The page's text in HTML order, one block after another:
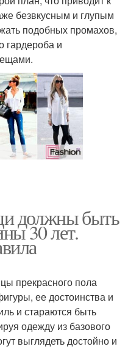
безвкусным и глупым
подобных промахов,
гардероба и
должны быть
30 лет.
прекрасного пола
ее достоинства и
и стараются быть
одежду из базового
выглядеть достойно и